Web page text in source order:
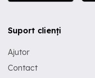
Suport clienți
Ajutor
Contact